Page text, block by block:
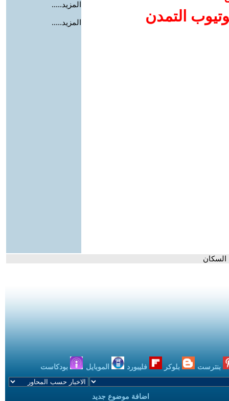
التمدن
المزيد.....
المزيد.....
السكان
بنترست بلوكر فليبورد الموبايل بودكاست
اضافة موضوع جديد